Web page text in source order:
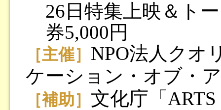
26日特集上映＆ト
券5,000円
［主催］ NPO法人クオ
ケーション・オブ・
［補助］ 文化庁「